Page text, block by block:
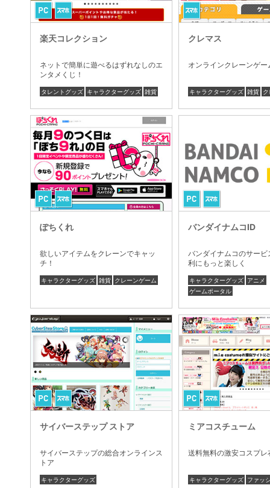
楽天コレクション
ネットで簡単に遊べるはずれなしのエ
ンタメくじ！
タレントグッズ キャラクターグッズ 雑貨
クレマス
オンラインクレーンゲー
キャラクターグッズ 雑貨
ぽちくれ
欲しいアイテムをクレーンでキャッ
チ！
キャラクターグッズ 雑貨 クレーンゲーム
バンダイナムコID
バンダイナムコのサービ
利にもっと楽しく
キャラクターグッズ アニメ
ゲームポータル
サイバーステップ ストア
サイバーステップの総合オンラインス
トア
キャラクターグッズ
ミアコスチューム
送料無料の激安コスプレ
キャラクターグッズ ファッ